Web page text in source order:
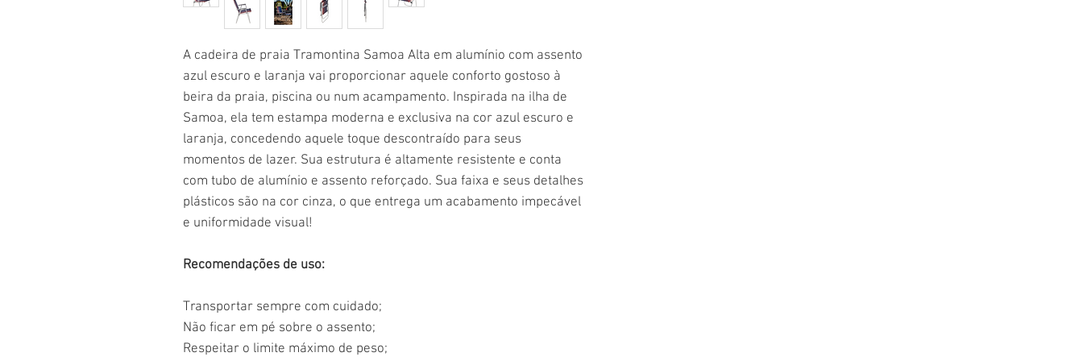
A cadeira de praia Tramontina Samoa Alta em alumínio com assento
azul escuro e laranja vai proporcionar aquele conforto gostoso à
beira da praia, piscina ou num acampamento. Inspirada na ilha de
Samoa, ela tem estampa moderna e exclusiva na cor azul escuro e
laranja, concedendo aquele toque descontraído para seus
momentos de lazer. Sua estrutura é altamente resistente e conta
com tubo de alumínio e assento reforçado. Sua faixa e seus detalhes
plásticos são na cor cinza, o que entrega um acabamento impecável
e uniformidade visual!
Recomendações de uso:
Transportar sempre com cuidado;
Não ficar em pé sobre o assento;
Respeitar o limite máximo de peso;